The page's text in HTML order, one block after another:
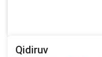
Qidiruv